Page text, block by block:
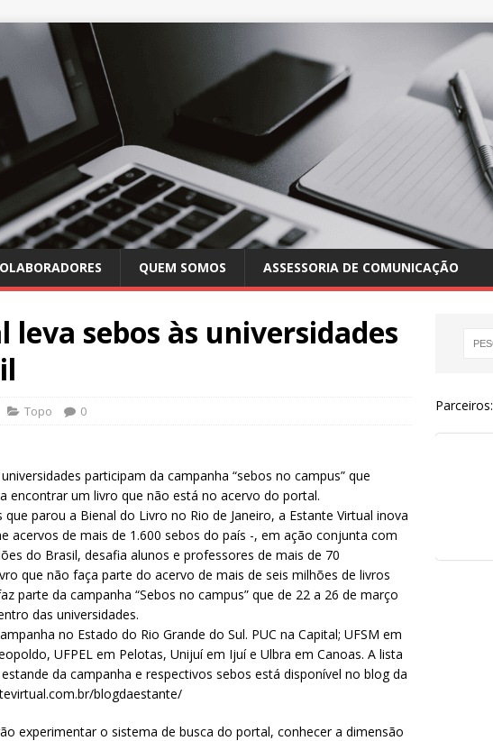
QUEM SOMOS ASSESSORIA DE COMUNICAÇÃO
sebos às universidades
Topo 0
participam da campanha “sebos no campus” que
encontrar um livro que não está no acervo do portal.
parou a Bienal do Livro no Rio de Janeiro, a Estante Virtual inova
acervos de mais de 1.600 sebos do país -, em ação conjunta com
do Brasil, desafia alunos e professores de mais de 70
que não faça parte do acervo de mais de seis milhões de livros
parte da campanha “Sebos no campus” que de 22 a 26 de março
das universidades.
no Estado do Rio Grande do Sul. PUC na Capital; UFSM em
UFPEL em Pelotas, Unijuí em Ijuí e Ulbra em Canoas. A lista
da campanha e respectivos sebos está disponível no blog da
blogdaestante/
experimentar o sistema de busca do portal, conhecer a dimensão
Parceiros: